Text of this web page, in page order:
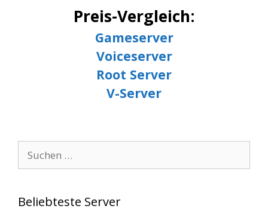
er s
A
p
p
Preis-Vergleich:
Gameserver
Voiceserver
Root Server
V-Server
nach:
Beliebteste Server